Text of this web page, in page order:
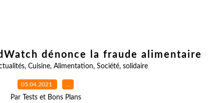
dénonce la fraude alimentaire
, Cuisine, Alimentation, Société, solidaire
05.04.2021 …
Par Tests et Bons Plans